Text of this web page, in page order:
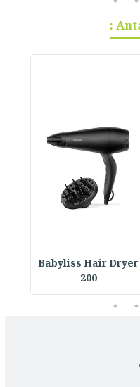
Babyliss Hair Dryer
200
4
5